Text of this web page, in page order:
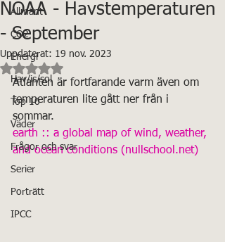
Allmänt
CO2
Energi
Hav/is/sol
Top 10
Väder
Frågor och svar
Serier
Porträtt
IPCC
NOAA - Havstemperaturen
- September
Uppdaterat: 19 nov. 2023
Betygsatt till NaN av 5 stjärnor.
Atlanten är fortfarande varm även om
temperaturen lite gått ner från i
sommar.
earth :: a global map of wind, weather,
and ocean conditions (nullschool.net)